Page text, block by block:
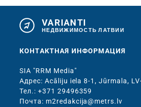
VARIANTI
НЕДВИЖИМОСТЬ ЛАТВИИ
КОНТАКТНАЯ ИНФОРМАЦИЯ
SIA "RRM Media"
Адрес: Acāliju iela 8-1, Jūrmala,
Тел.: +371 29496359
Почта: m2redakcija@metrs.lv